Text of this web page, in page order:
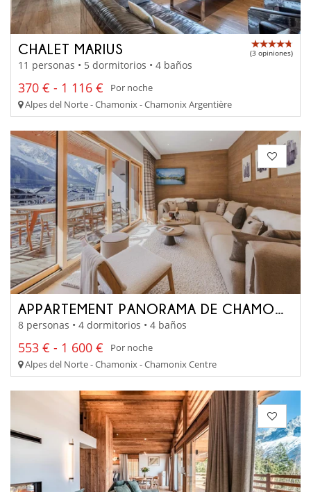
CHALET MARIUS (3 opiniones)
11 personas • 5 dormitorios • 4 baños
370 € - 1 116 €
Por noche
Alpes del Norte - Chamonix - Chamonix Argentière
APPARTEMENT PANORAMA DE CHAMONIX
8 personas • 4 dormitorios • 4 baños
553 € - 1 600 €
Por noche
Alpes del Norte - Chamonix - Chamonix Centre